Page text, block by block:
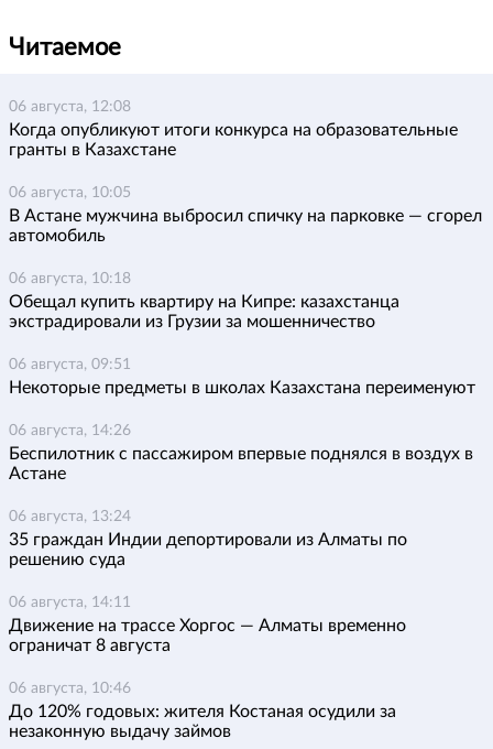
Читаемое
06 августа, 12:08
Когда опубликуют итоги конкурса на образовательные
гранты в Казахстане
06 августа, 10:05
В Астане мужчина выбросил спичку на парковке — сгорел
автомобиль
06 августа, 10:18
Обещал купить квартиру на Кипре: казахстанца
экстрадировали из Грузии за мошенничество
06 августа, 09:51
Некоторые предметы в школах Казахстана переименуют
06 августа, 14:26
Беспилотник с пассажиром впервые поднялся в воздух в
Астане
06 августа, 13:24
35 граждан Индии депортировали из Алматы по
решению суда
06 августа, 14:11
Движение на трассе Хоргос — Алматы временно
ограничат 8 августа
06 августа, 10:46
До 120% годовых: жителя Костаная осудили за
незаконную выдачу займов